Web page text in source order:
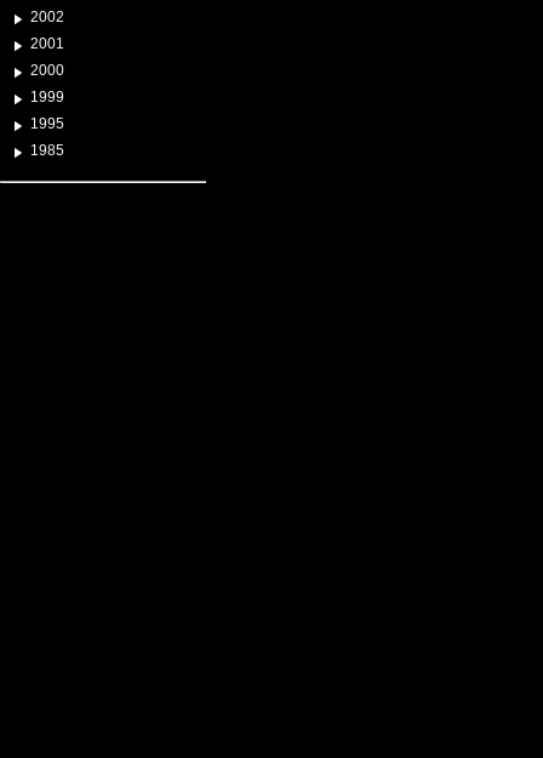
2002
2001
2000
1999
1995
1985